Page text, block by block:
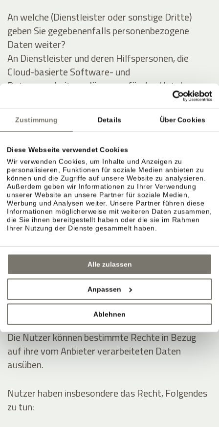
Zustimmung Details Über Cookies
Diese Webseite verwendet Cookies
Wir verwenden Cookies, um Inhalte und Anzeigen zu
personalisieren, Funktionen für soziale Medien anbieten zu
können und die Zugriffe auf unsere Website zu analysieren.
Außerdem geben wir Informationen zu Ihrer Verwendung
unserer Website an unsere Partner für soziale Medien,
Werbung und Analysen weiter. Unsere Partner führen diese
Informationen möglicherweise mit weiteren Daten zusammen,
die Sie ihnen bereitgestellt haben oder die sie im Rahmen
Ihrer Nutzung der Dienste gesammelt haben.
Alle zulassen
Anpassen
Ablehnen
An welche (Dienstleister oder sonstige Dritte)
geben Sie gegebenenfalls personenbezogene
Daten weiter?
An Dienstleister und deren Hilfspersonen, die
Cloud-basierte Software- und
Datenverarbeitungslösungen für das Hotel
anbieten, und im Auftrag des Hotels Daten des
Gastes (zu obigen Zwecken) auswerten und
verarbeiten.
Ausführliche Angaben über die Verarbeitung
personenbezogener Daten
Personenbezogene Daten werden zu folgenden
Zwecken unter Inanspruchnahme folgender
Dienstleistungen erhoben:
Analytik
Anzeigen von Inhalten externer Plattformen
Kontaktieren des Nutzers
Die Rechte der Nutzer
Die Nutzer können bestimmte Rechte in Bezug
auf ihre vom Anbieter verarbeiteten Daten
ausüben.
Nutzer haben insbesondere das Recht, Folgendes
zu tun: